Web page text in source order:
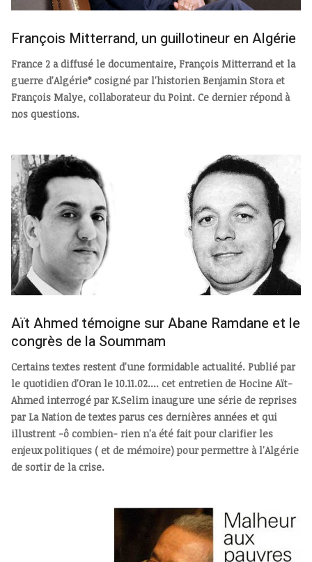
François Mitterrand, un guillotineur en Algérie
France 2 a diffusé le documentaire, François Mitterrand et la
guerre d'Algérie* cosigné par l'historien Benjamin Stora et
François Malye, collaborateur du Point. Ce dernier répond à
nos questions.
Aït Ahmed témoigne sur Abane Ramdane et le
congrès de la Soummam
Certains textes restent d'une formidable actualité. Publié par
le quotidien d'Oran le 10.11.02.... cet entretien de Hocine Aït-
Ahmed interrogé par K.Selim inaugure une série de reprises
par La Nation de textes parus ces dernières années et qui
illustrent -ô combien- rien n'a été fait pour clarifier les
enjeux politiques ( et de mémoire) pour permettre à l'Algérie
de sortir de la crise.